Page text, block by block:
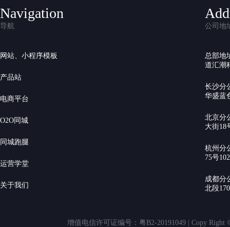
Navigation
导航
网站、小程序模板
产品站
电商平台
O2O同城
同城跑腿
运营学堂
关于我们
公司地
总部地
道汇潮
长沙分
华盛蓝
北京分
大街18
杭州分
75号
成都分
北段
增值电信许可证编号：粤B2-20191049 | Copy